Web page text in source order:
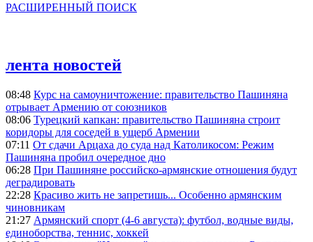
РАСШИРЕННЫЙ ПОИСК
лента новостей
08:48 Курс на самоуничтожение: правительство Пашиняна
отрывает Армению от союзников
08:06 Турецкий капкан: правительство Пашиняна строит
коридоры для соседей в ущерб Армении
07:11 От сдачи Арцаха до суда над Католикосом: Режим
Пашиняна пробил очередное дно
06:28 При Пашиняне российско-армянские отношения будут
деградировать
22:28 Красиво жить не запретишь... Особенно армянским
чиновникам
21:27 Армянский спорт (4-6 августа): футбол, водные виды,
единоборства, теннис, хоккей